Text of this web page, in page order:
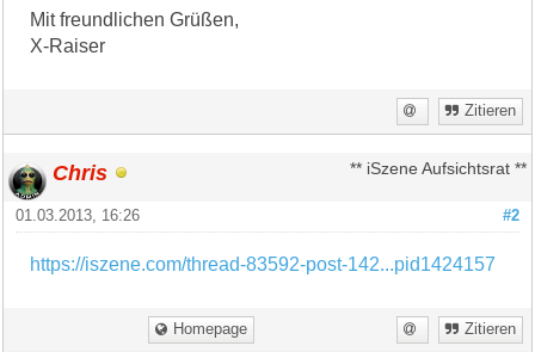
Mit freundlichen Grüßen,
X-Raiser
Zitieren
Chris ** iSzene Aufsichtsrat **
#2
01.03.2013, 16:26
https://iszene.com/thread-83592-post-142...pid1424157
Homepage Zitieren